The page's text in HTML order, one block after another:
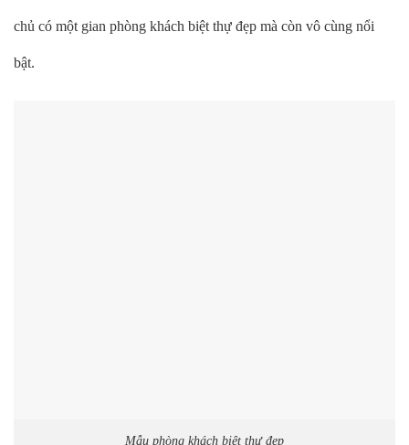
chủ có một gian phòng khách biệt thự đẹp mà còn vô cùng nổi
bật.
Mẫu phòng khách biệt thự đẹp